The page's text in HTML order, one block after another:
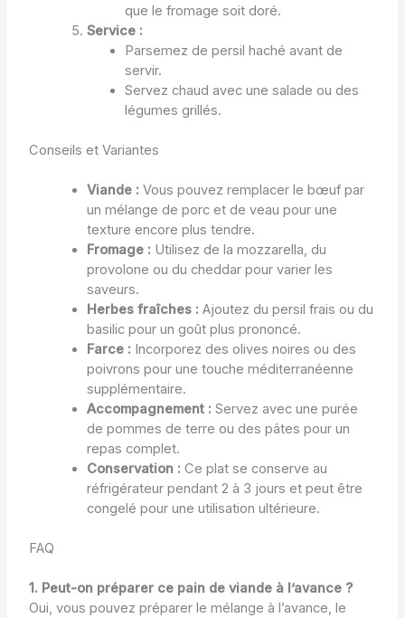
que le fromage soit doré.
Service :
Parsemez de persil haché avant de
servir.
Servez chaud avec une salade ou des
légumes grillés.
Conseils et Variantes
Viande : Vous pouvez remplacer le bœuf par
un mélange de porc et de veau pour une
texture encore plus tendre.
Fromage : Utilisez de la mozzarella, du
provolone ou du cheddar pour varier les
saveurs.
Herbes fraîches : Ajoutez du persil frais ou du
basilic pour un goût plus prononcé.
Farce : Incorporez des olives noires ou des
poivrons pour une touche méditerranéenne
supplémentaire.
Accompagnement : Servez avec une purée
de pommes de terre ou des pâtes pour un
repas complet.
Conservation : Ce plat se conserve au
réfrigérateur pendant 2 à 3 jours et peut être
congelé pour une utilisation ultérieure.
FAQ
1. Peut-on préparer ce pain de viande à l’avance ?
Oui, vous pouvez préparer le mélange à l’avance, le